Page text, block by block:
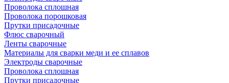
Проволока сплошная
Проволока порошковая
Прутки присадочные
Флюс сварочный
Ленты сварочные
Материалы для сварки меди и ее сплавов
Электроды сварочные
Проволока сплошная
Прутки присадочные